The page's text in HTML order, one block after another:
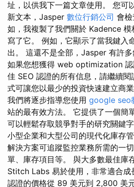
址，以供我下一篇文章使用。 您可
新文本，Jasper 數位行銷公司 會
如，我複製了我們關於 Kadence
寫了它。 例如，它顯示了當我鍵入
出。 這還不是全部，Jasper 有許多
如果您想獲得 web optimization 認
佳 SEO 認證的所有信息，請繼續
式可讓您以最少的投資快速建立商
我們將逐步指導您使用 google seo
站的最有效方法。 它提供了一個簡
可以輕鬆存取競爭對手的研究關鍵
小型企業和大型公司的現代化庫存
解決方案可追蹤監控業務所需的一
單、庫存項目等​​。 與大多數最佳庫
Stitch Labs 易於使用，非常適合成
認證的價格從 89 美元到 2,800 美